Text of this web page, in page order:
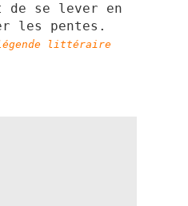
de se lever en
les pentes.
littéraire